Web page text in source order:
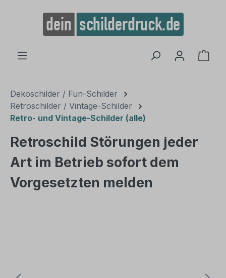
springen
Dekoschilder / Fun-Schilder
Retroschilder / Vintage-Schilder
Retro- und Vintage-Schilder (alle)
Retroschild Störungen jeder
Art im Betrieb sofort dem
Vorgesetzten melden